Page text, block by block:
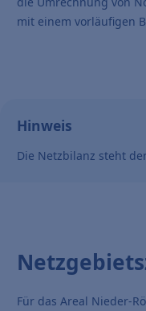
mit einem vorläufigen
Hinweis
Die Netzbilanz steht
Für das Areal Nieder-